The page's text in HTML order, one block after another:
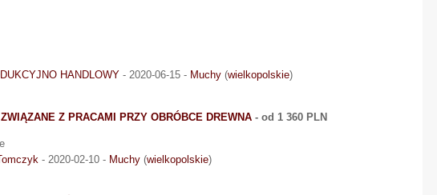
HANDLOWY - 2020-06-15 - Muchy (wielkopolskie)
Z PRACAMI PRZY OBRÓBCE DREWNA - od 1 360 PLN
- 2020-02-10 - Muchy (wielkopolskie)